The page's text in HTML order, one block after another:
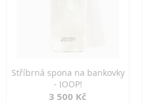
Stříbrná spona na bankovky
- JOOP!
3 500 Kč